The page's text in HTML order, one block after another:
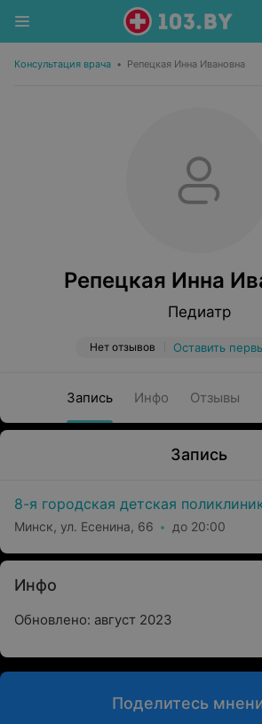
Консультация врача • Репецкая Инна Ивановна
Репецкая Инна
Педиатр
Нет отзывов Оставить
Запись Инфо Отзывы
Запись
8-я городская детская
Минск, ул. Есенина, 66 до 20:00
Инфо
Обновлено: август 2023
Поделитесь